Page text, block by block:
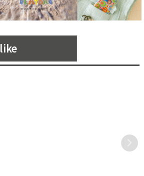
瑜珈
自己的啤酒自己釀！只要「會